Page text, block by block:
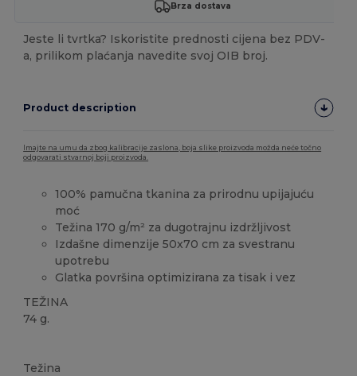
Brza dostava
Jeste li tvrtka? Iskoristite prednosti cijena bez PDV-
a, prilikom plaćanja navedite svoj OIB broj.
Product description
Imajte na umu da zbog kalibracije zaslona, boja slike proizvoda možda neće točno
odgovarati stvarnoj boji proizvoda.
100% pamučna tkanina za prirodnu upijajuću
moć
Težina 170 g/m² za dugotrajnu izdržljivost
Izdašne dimenzije 50x70 cm za svestranu
upotrebu
Glatka površina optimizirana za tisak i vez
TEŽINA
74 g.
Težina